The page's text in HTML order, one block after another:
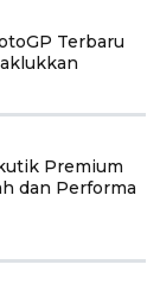
Terbaru
Premium
dan Performa